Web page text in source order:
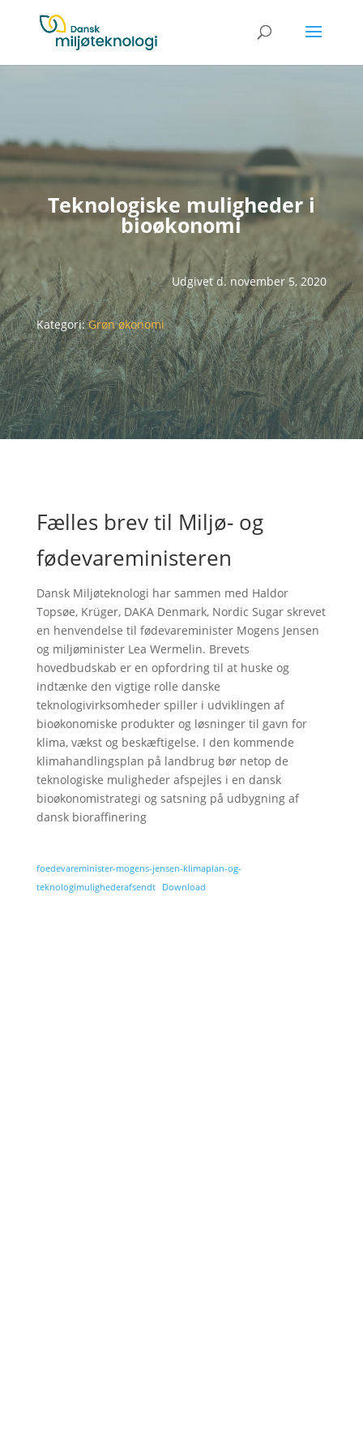
Teknologiske muligheder i
bioøkonomi
Udgivet d. november 5, 2020
Kategori:Grøn økonomi
Fælles brev til Miljø- og
fødevareministeren
Dansk Miljøteknologi har sammen med Haldor
Topsøe, Krüger, DAKA Denmark, Nordic Sugar skrevet
en henvendelse til fødevareminister Mogens Jensen
og miljøminister Lea Wermelin. Brevets
hovedbudskab er en opfordring til at huske og
indtænke den vigtige rolle danske
teknologivirksomheder spiller i udviklingen af
bioøkonomiske produkter og løsninger til gavn for
klima, vækst og beskæftigelse. I den kommende
klimahandlingsplan på landbrug bør netop de
teknologiske muligheder afspejles i en dansk
bioøkonomistrategi og satsning på udbygning af
dansk bioraffinering
foedevareminister-mogens-jensen-klimaplan-og-
teknologimulighederafsendt
Download